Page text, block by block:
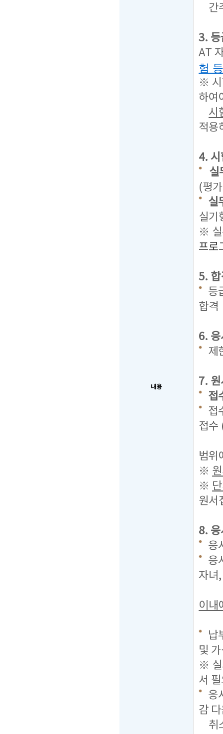
내용
간
3. 등
AT
험
※ 시
하여
시
적용
4. 시
실
(평
실
실기
※ 실
프로
5. 합
등
합격
6. 응
제
7. 원
접
접
접수
범위
※
※
원서
8. 응
응
응
자녀
이내
납
및
※ 실
서
응
감
취